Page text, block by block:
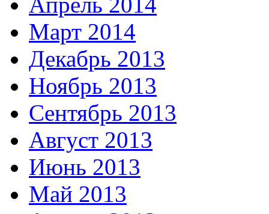
Март 2014
Декабрь 2013
Ноябрь 2013
Сентябрь 2013
Август 2013
Июнь 2013
Май 2013